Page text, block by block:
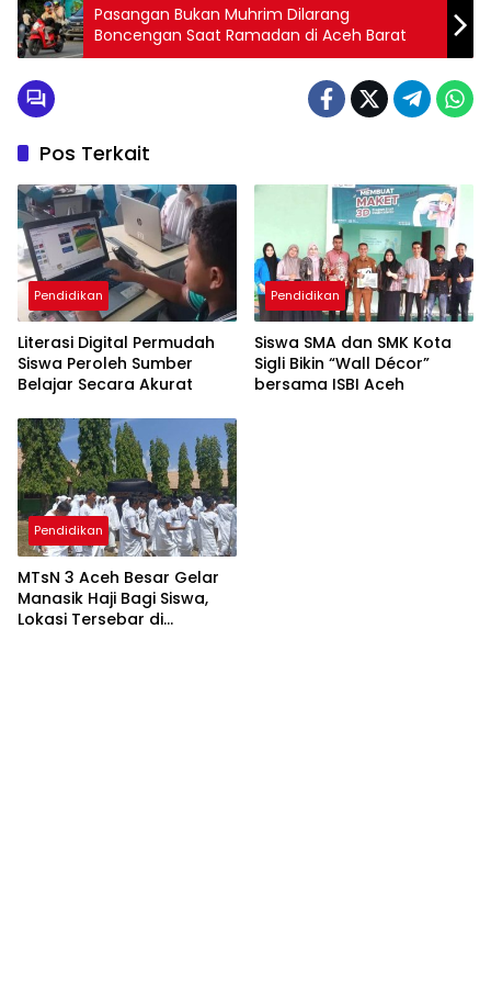
Pasangan Bukan Muhrim Dilarang
Boncengan Saat Ramadan di Aceh Barat
Pos Terkait
Pendidikan
Literasi Digital Permudah
Siswa Peroleh Sumber
Belajar Secara Akurat
Pendidikan
Siswa SMA dan SMK Kota
Sigli Bikin “Wall Décor”
bersama ISBI Aceh
Pendidikan
MTsN 3 Aceh Besar Gelar
Manasik Haji Bagi Siswa,
Lokasi Tersebar di